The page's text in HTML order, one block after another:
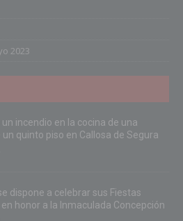
2023
incendio en la cocina de una
un quinto piso en Callosa de Segura
dispone a celebrar sus Fiestas
honor a la Inmaculada Concepción